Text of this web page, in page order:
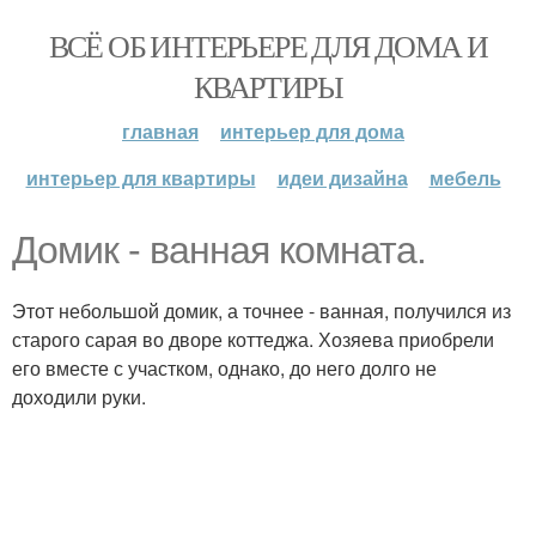
ВСЁ ОБ ИНТЕРЬЕРЕ ДЛЯ ДОМА И
КВАРТИРЫ
главная
интерьер для дома
интерьер для квартиры
идеи дизайна мебель
Домик - ванная комната.
Этот небольшой домик, а точнее - ванная, получился из
старого сарая во дворе коттеджа. Хозяева приобрели
его вместе с участком, однако, до него долго не
доходили руки.